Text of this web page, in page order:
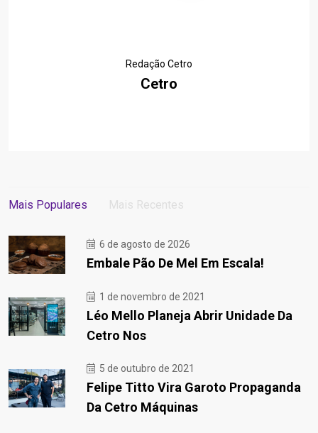
Redação Cetro
Cetro
Mais Populares Mais Recentes
6 de agosto de 2026
Embale Pão De Mel Em Escala!
1 de novembro de 2021
Léo Mello Planeja Abrir Unidade Da
Cetro Nos
5 de outubro de 2021
Felipe Titto Vira Garoto Propaganda
Da Cetro Máquinas